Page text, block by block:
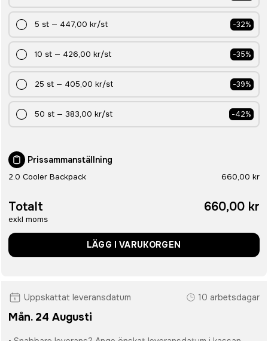
5 st — 447,00 kr/st -32%
10 st — 426,00 kr/st -35%
25 st — 405,00 kr/st -39%
50 st — 383,00 kr/st -42%
Prissammanställning
2.0 Cooler Backpack 660,00 kr
Totalt
exkl moms
660,00 kr
LÄGG I VARUKORGEN
Uppskattat leveransdatum 10 arbetsdagar
Mån. 24 Augusti